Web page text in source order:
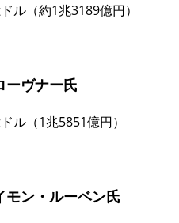
ル（約1兆3189億円）
ヴナー氏
ル（1兆5851億円）
ン・ルーベン氏